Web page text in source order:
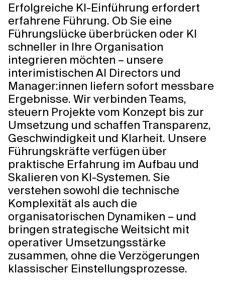
Erfolgreiche KI-Einführung erfordert
erfahrene Führung. Ob Sie eine
Führungslücke überbrücken oder KI
schneller in Ihre Organisation
integrieren möchten – unsere
interimistischen AI Directors und
Manager:innen liefern sofort messbare
Ergebnisse. Wir verbinden Teams,
steuern Projekte vom Konzept bis zur
Umsetzung und schaffen Transparenz,
Geschwindigkeit und Klarheit. Unsere
Führungskräfte verfügen über
praktische Erfahrung im Aufbau und
Skalieren von KI-Systemen. Sie
verstehen sowohl die technische
Komplexität als auch die
organisatorischen Dynamiken – und
bringen strategische Weitsicht mit
operativer Umsetzungsstärke
zusammen, ohne die Verzögerungen
klassischer Einstellungsprozesse.